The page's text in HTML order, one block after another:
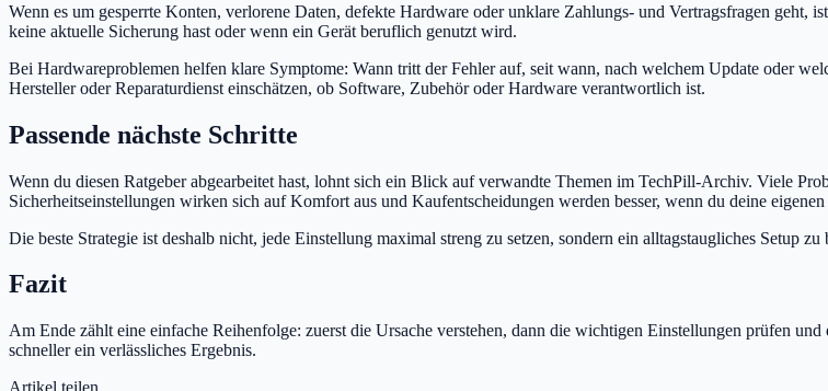
Wenn es um gesperrte Konten, verlorene Daten, defekte Hardware oder unklare Zahlungs- und Vertragsfragen
keine aktuelle Sicherung hast oder wenn ein Gerät beruflich genutzt wird.
Bei Hardwareproblemen helfen klare Symptome: Wann tritt der Fehler auf, seit wann, nach welchem Update oder
Hersteller oder Reparaturdienst einschätzen, ob Software, Zubehör oder Hardware verantwortlich ist.
Passende nächste Schritte
Wenn du diesen Ratgeber abgearbeitet hast, lohnt sich ein Blick auf verwandte Themen im TechPill-Archiv. Viele
Sicherheitseinstellungen wirken sich auf Komfort aus und Kaufentscheidungen werden besser, wenn du deine
Die beste Strategie ist deshalb nicht, jede Einstellung maximal streng zu setzen, sondern ein alltagstaugliches Setup
Fazit
Am Ende zählt eine einfache Reihenfolge: zuerst die Ursache verstehen, dann die wichtigen Einstellungen prüfen
schneller ein verlässliches Ergebnis.